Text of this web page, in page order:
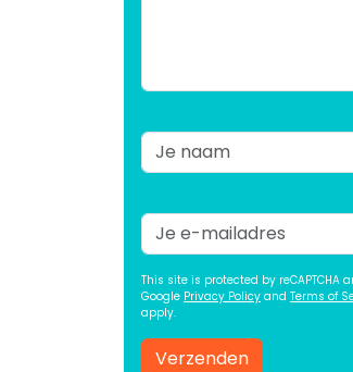
This site is protected by reCAPTCHA
Google Privacy Policy and Terms of
apply.
Verzenden